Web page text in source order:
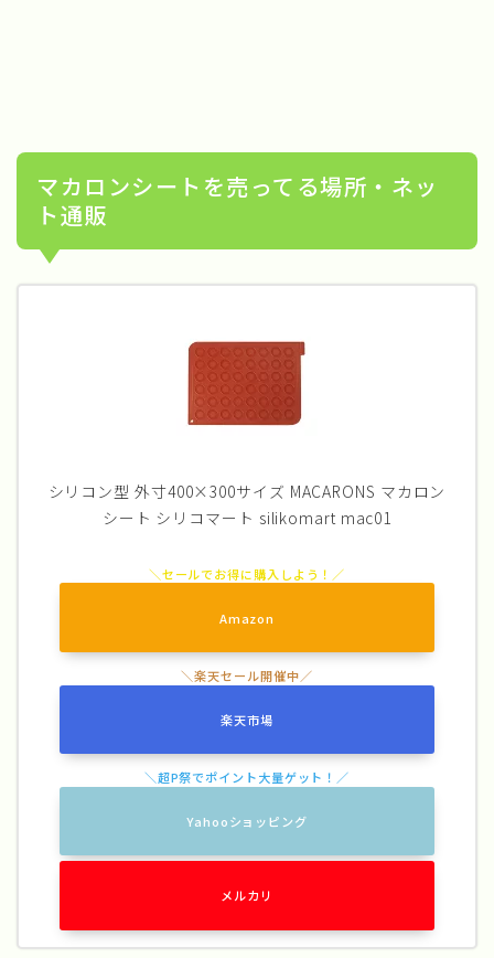
マカロンシートを売ってる場所・ネッ
ト通販
シリコン型 外寸400×300サイズ MACARONS マカロン
シート シリコマート silikomart mac01
Amazon
楽天市場
Yahooショッピング
メルカリ